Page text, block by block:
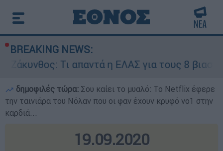
BREAKING NEWS:
απαντά η ΕΛΑΣ για τους 8 βιασμούς
δημοφιλές τώρα: Σου καίει το μυαλό: Το Netflix έφερε
την ταινιάρα του Νόλαν που οι φαν έχουν κρυφό νο1 στην
καρδιά...
19.09.2020